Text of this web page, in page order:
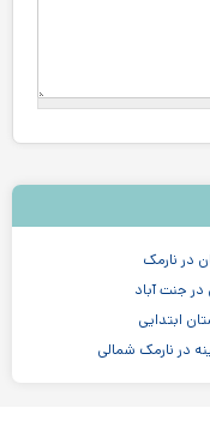
در نارمک
جنت آباد
ابتدایی
در نارمک شمالی